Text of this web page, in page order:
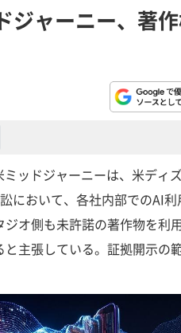
ジャーニー、著
ッドジャーニーは、米ディ
において、各社内部でのAI
オ側も未許諾の著作物を利
主張している。証拠開示の